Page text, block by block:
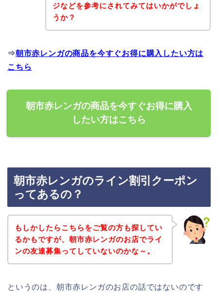
ジなどを参考にされてみてはいかがでしょ
うか？
⇒朝市赤レンガの商品を今すぐお得に購入したい方は
こちら
朝市赤レンガの商品を今すぐお得に購入
したい方はこちら
朝市赤レンガのライン割引クーポン
ってあるの？
もしかしたらこちらをご覧の方も探してい
るかもですが、朝市赤レンガのお店でライ
ンの友達募集ってしていないのかな～。
というのは、朝市赤レンガのお店の話ではないのです